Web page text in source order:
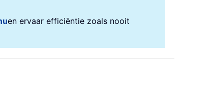
en ervaar efficiëntie zoals nooit